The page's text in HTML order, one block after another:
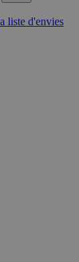
liste d'envies